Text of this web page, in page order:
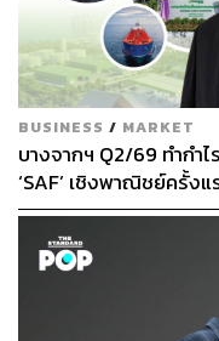
BUSINESS / MARKET
บางจากฯ Q2/69 ทำกำไ
‘SAF’ เชิงพาณิชย์ครั้ง
ล้าน